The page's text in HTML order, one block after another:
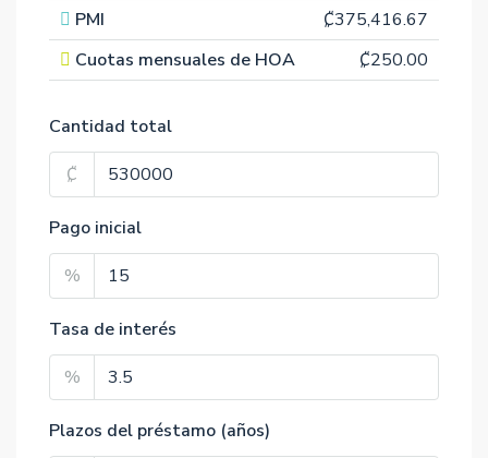
PMI
₡375,416.67
Cuotas mensuales de HOA
₡250.00
Cantidad total
₡
Pago inicial
%
Tasa de interés
%
Plazos del préstamo (años)